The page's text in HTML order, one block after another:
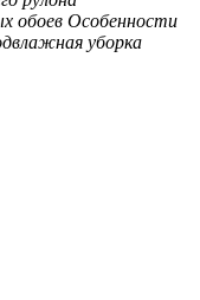
обоев Особенности
влажная уборка